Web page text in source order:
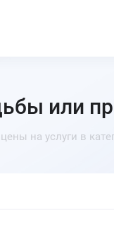
или
на услуги в